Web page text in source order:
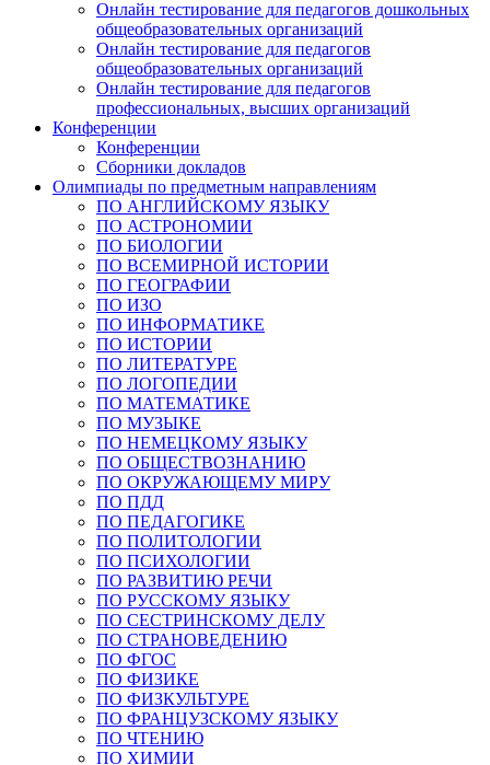
Онлайн тестирование для педагогов дошкольных
общеобразовательных организаций
Онлайн тестирование для педагогов
общеобразовательных организаций
Онлайн тестирование для педагогов
профессиональных, высших организаций
Конференции
Конференции
Сборники докладов
Олимпиады по предметным направлениям
ПО АНГЛИЙСКОМУ ЯЗЫКУ
ПО АСТРОНОМИИ
ПО БИОЛОГИИ
ПО ВСЕМИРНОЙ ИСТОРИИ
ПО ГЕОГРАФИИ
ПО ИЗО
ПО ИНФОРМАТИКЕ
ПО ИСТОРИИ
ПО ЛИТЕРАТУРЕ
ПО ЛОГОПЕДИИ
ПО МАТЕМАТИКЕ
ПО МУЗЫКЕ
ПО НЕМЕЦКОМУ ЯЗЫКУ
ПО ОБЩЕСТВОЗНАНИЮ
ПО ОКРУЖАЮЩЕМУ МИРУ
ПО ПДД
ПО ПЕДАГОГИКЕ
ПО ПОЛИТОЛОГИИ
ПО ПСИХОЛОГИИ
ПО РАЗВИТИЮ РЕЧИ
ПО РУССКОМУ ЯЗЫКУ
ПО СЕСТРИНСКОМУ ДЕЛУ
ПО СТРАНОВЕДЕНИЮ
ПО ФГОС
ПО ФИЗИКЕ
ПО ФИЗКУЛЬТУРЕ
ПО ФРАНЦУЗСКОМУ ЯЗЫКУ
ПО ЧТЕНИЮ
ПО ХИМИИ